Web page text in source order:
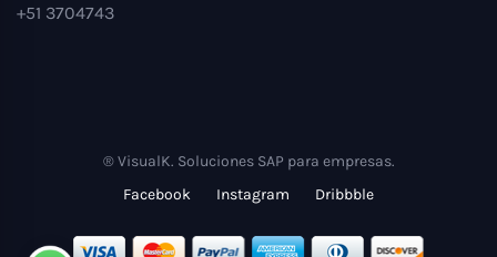
+51 3704743
® VisualK. Soluciones SAP para empresas.
Facebook
Instagram Dribbble